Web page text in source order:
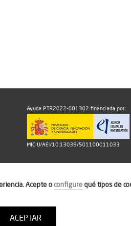
Ayuda PTR2022-001302 financiada por:
MICIU/AEI/10.13039/501100011033
Acepte oconfigurequé tipos de
ACEPTAR